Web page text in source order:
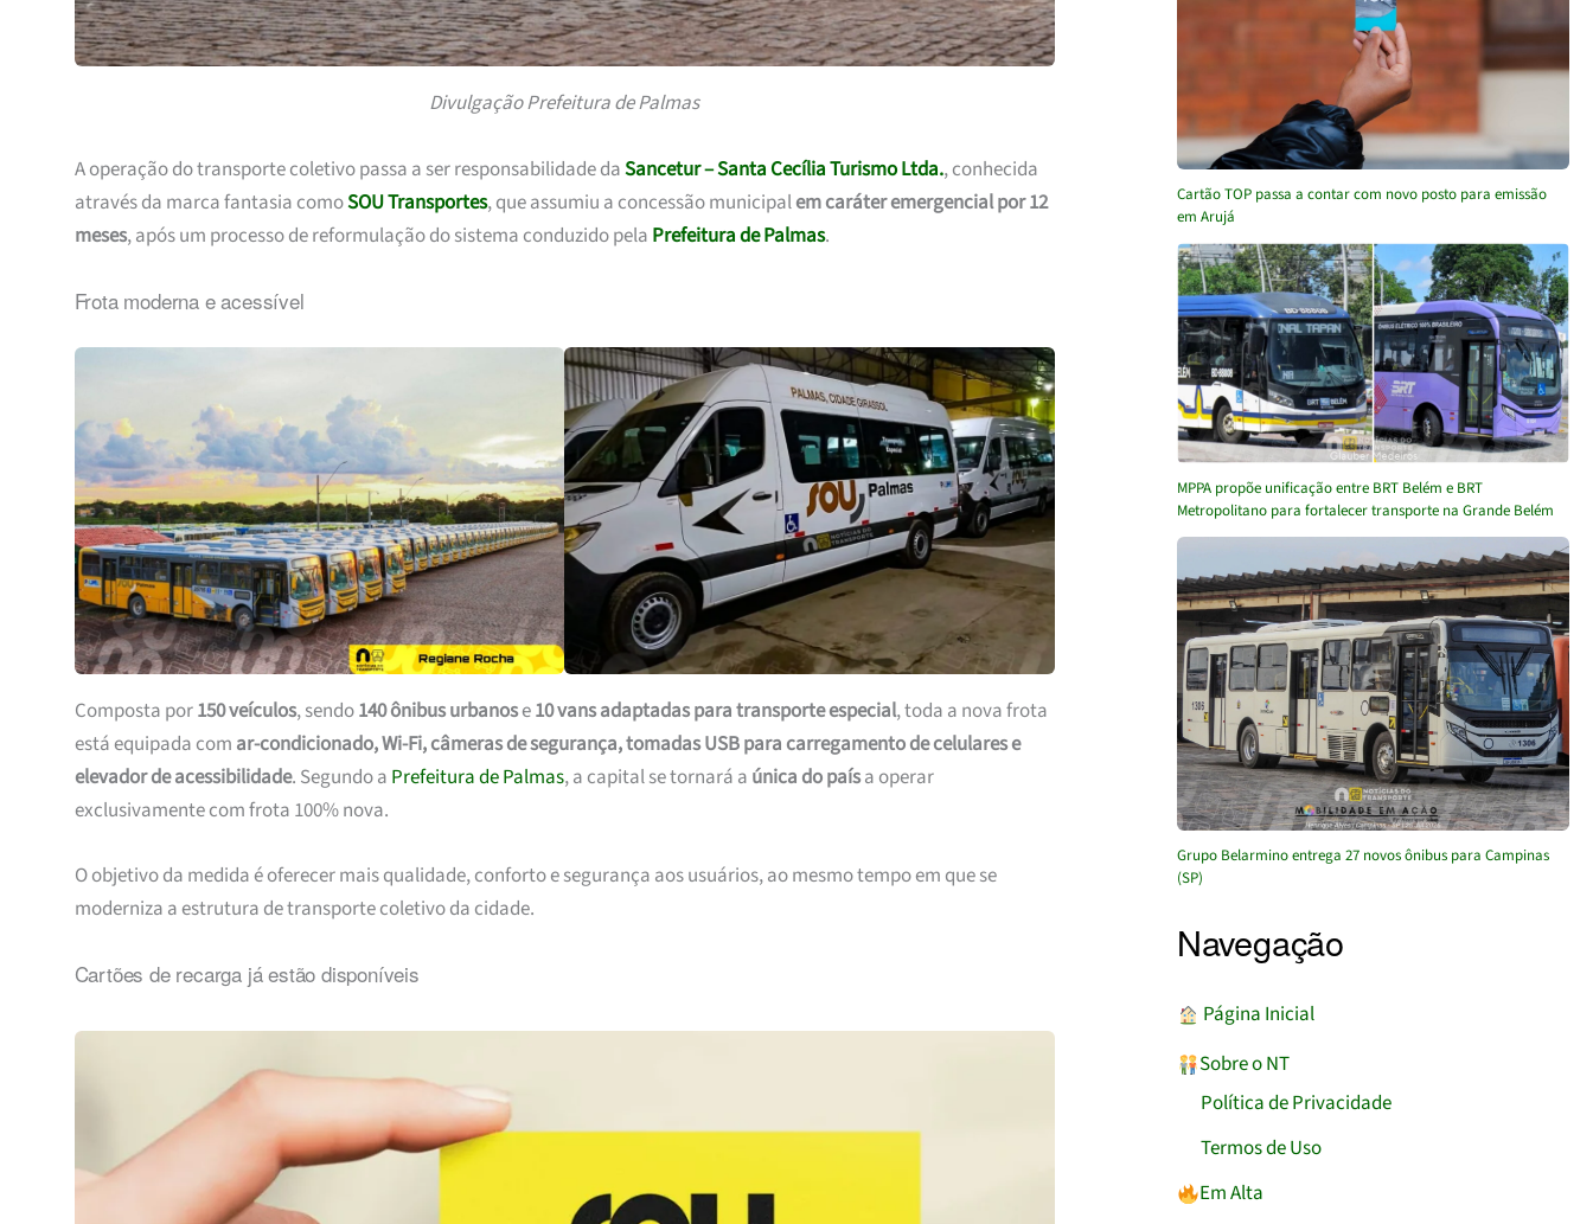
Divulgação Prefeitura de Palmas
A operação do transporte coletivo passa a ser responsabilidade daSancetur – Santa Cecília Turismo Ltda., conhecida
através da marca fantasia comoSOU Transportes, que assumiu a concessão municipalem caráter emergencial por 12
meses, após um processo de reformulação do sistema conduzido pela Prefeitura de Palmas.
Frota moderna e acessível
Composta por150 veículos, sendo140 ônibus urbanose10 vans adaptadas para transporte especial, toda a nova frota
está equipada com ar-condicionado, Wi-Fi, câmeras de segurança, tomadas USB para carregamento de celulares e
elevador de acessibilidade. Segundo a Prefeitura de Palmas, a capital se tornará a única do paísa operar
exclusivamente com frota 100% nova.
O objetivo da medida é oferecer mais qualidade, conforto e segurança aos usuários, ao mesmo tempo em que se
moderniza a estrutura de transporte coletivo da cidade.
Cartões de recarga já estão disponíveis
Cartão TOP passa a contar com novo posto para emissão
em Arujá
MPPA propõe unificação entre BRT Belém e BRT
Metropolitano para fortalecer transporte na Grande Belém
Grupo Belarmino entrega 27 novos ônibus para Campinas
(SP)
Navegação
︎ Página Inicial
Sobre o NT
Política de Privacidade
Termos de Uso
Em Alta